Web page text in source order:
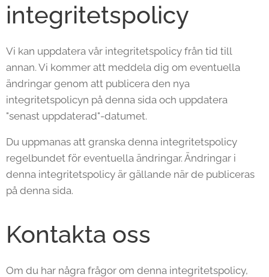
integritetspolicy
Vi kan uppdatera vår integritetspolicy från tid till
annan. Vi kommer att meddela dig om eventuella
ändringar genom att publicera den nya
integritetspolicyn på denna sida och uppdatera
"senast uppdaterad"-datumet.
Du uppmanas att granska denna integritetspolicy
regelbundet för eventuella ändringar. Ändringar i
denna integritetspolicy är gällande när de publiceras
på denna sida.
Kontakta oss
Om du har några frågor om denna integritetspolicy,